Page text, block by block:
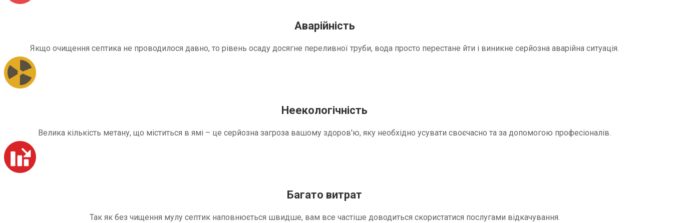
Аварійність
Якщо очищення септика не проводилося давно, то рівень осаду досягне переливної труби, вода просто перестане йти і виникне серйозна аварійна ситуація.
Неекологічність
Велика кількість метану, що міститься в ямі – це серйозна загроза вашому здоров'ю, яку необхідно усувати своєчасно та за допомогою професіоналів.
Багато витрат
Так як без чищення мулу септик наповнюється швидше, вам все частіше доводиться скористатися послугами відкачування.